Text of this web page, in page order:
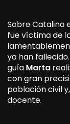
Sobre Catalina
fue víctima de
ya han
guía Marta
con gran
población civil
docente.